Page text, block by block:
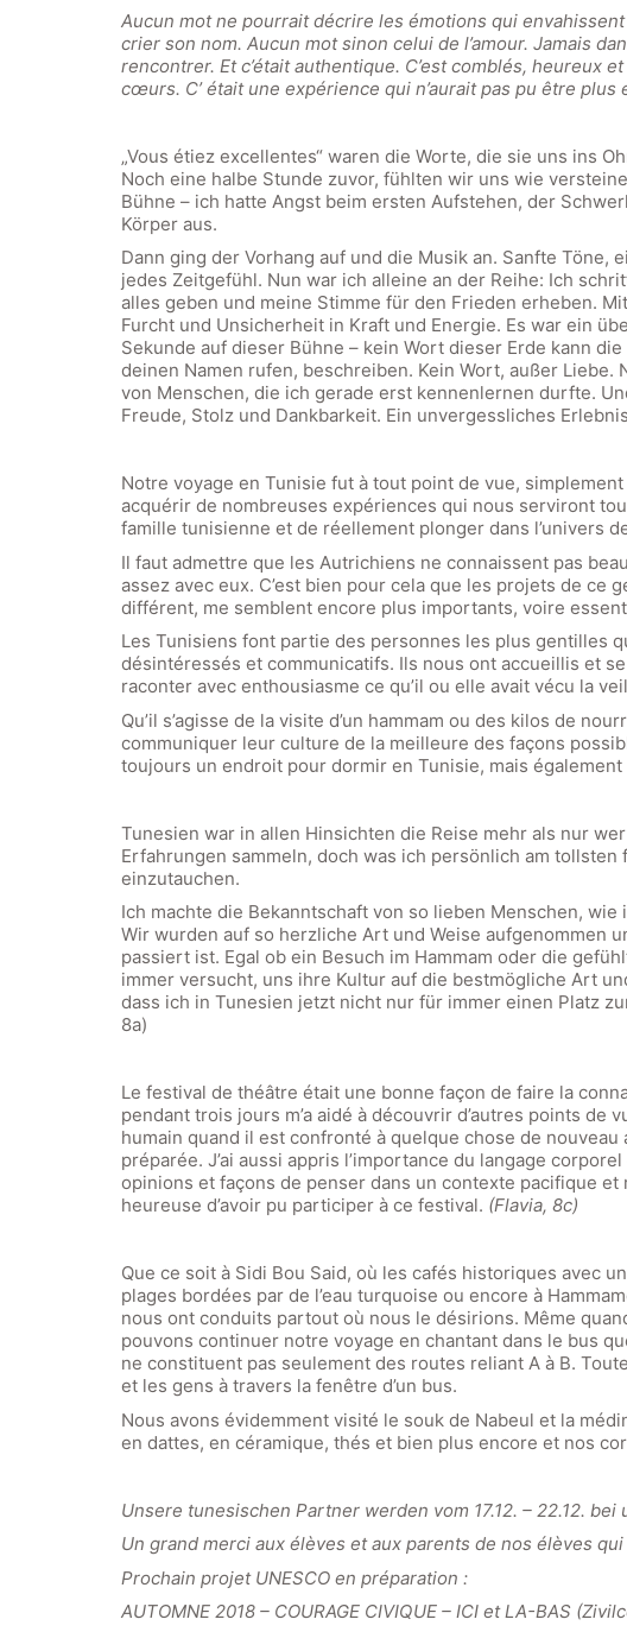
Aucun mot ne pourrait décrire les émotions qui
crier son nom. Aucun mot sinon celui de l’amour. Jamais
rencontrer. Et c’était authentique. C’est comblés,
cœurs. C’ était une expérience qui n’aurait pas pu être plus
„Vous étiez excellentes“ waren die Worte, die sie uns ins
Noch eine halbe Stunde zuvor, fühlten wir uns wie
Bühne – ich hatte Angst beim ersten Aufstehen, der
Körper aus.
Dann ging der Vorhang auf und die Musik an. Sanfte
jedes Zeitgefühl. Nun war ich alleine an der Reihe: Ich
alles geben und meine Stimme für den Frieden erheben.
Furcht und Unsicherheit in Kraft und Energie. Es war ein
Sekunde auf dieser Bühne – kein Wort dieser Erde kann
deinen Namen rufen, beschreiben. Kein Wort, außer
von Menschen, die ich gerade erst kennenlernen durfte.
Freude, Stolz und Dankbarkeit. Ein unvergessliches
Notre voyage en Tunisie fut à tout point de vue,
acquérir de nombreuses expériences qui nous serviront
famille tunisienne et de réellement plonger dans l’univers
Il faut admettre que les Autrichiens ne connaissent pas
assez avec eux. C’est bien pour cela que les projets de
différent, me semblent encore plus importants, voire
Les Tunisiens font partie des personnes les plus gentilles
désintéressés et communicatifs. Ils nous ont accueillis et
raconter avec enthousiasme ce qu’il ou elle avait vécu la
Qu’il s’agisse de la visite d’un hammam ou des kilos de
communiquer leur culture de la meilleure des façons
toujours un endroit pour dormir en Tunisie, mais
Tunesien war in allen Hinsichten die Reise mehr als nur
Erfahrungen sammeln, doch was ich persönlich am
einzutauchen.
Ich machte die Bekanntschaft von so lieben Menschen,
Wir wurden auf so herzliche Art und Weise aufgenommen
passiert ist. Egal ob ein Besuch im Hammam oder die
immer versucht, uns ihre Kultur auf die bestmögliche Art
dass ich in Tunesien jetzt nicht nur für immer einen Platz
8a)
Le festival de théâtre était une bonne façon de faire la
pendant trois jours m’a aidé à découvrir d’autres points
humain quand il est confronté à quelque chose de
préparée. J’ai aussi appris l’importance du langage
opinions et façons de penser dans un contexte pacifique
heureuse d’avoir pu participer à ce festival. (Flavia, 8c)
Que ce soit à Sidi Bou Said, où les cafés historiques avec
plages bordées par de l’eau turquoise ou encore à
nous ont conduits partout où nous le désirions. Même
pouvons continuer notre voyage en chantant dans le bus
ne constituent pas seulement des routes reliant A à B.
et les gens à travers la fenêtre d’un bus.
Nous avons évidemment visité le souk de Nabeul et la
en dattes, en céramique, thés et bien plus encore et nos
Unsere tunesischen Partner werden vom 17.12. – 22.12. bei
Un grand merci aux élèves et aux parents de nos élèves
Prochain projet UNESCO en préparation :
AUTOMNE 2018 – COURAGE CIVIQUE – ICI et LA-BAS